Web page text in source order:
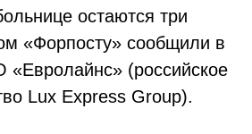
остаются три
«Форпосту» сообщили в
«Евролайнс» (российское
Lux Express Group).